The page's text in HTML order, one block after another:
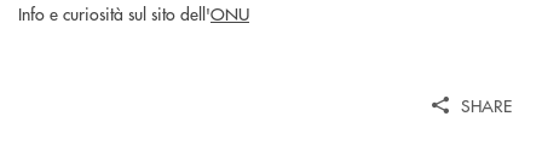
Info e curiosità sul sito dell'ONU
SHARE